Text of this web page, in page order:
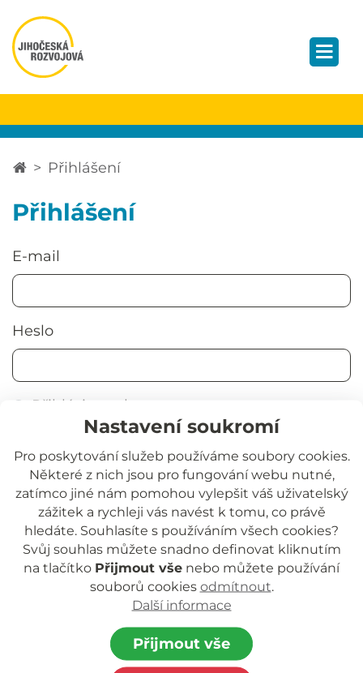
Nastavení soukromí
Pro poskytování služeb používáme soubory cookies.
Některé z nich jsou pro fungování webu nutné,
zatímco jiné nám pomohou vylepšit váš uživatelský
zážitek a rychleji vás navést k tomu, co právě
hledáte. Souhlasíte s používáním všech cookies?
Svůj souhlas můžete snadno definovat kliknutím
na tlačítko Přijmout vše nebo můžete používání
souborů cookies odmítnout.
Další informace
Přijmout vše
Přihlášení
Přihlášení
E-mail
Heslo
Přihlásit trvale
Zapomněli jste heslo?
Jihočeská rozvojová o.p.s.
nezisková organizace poskytující podporu
dětem a rodinám.